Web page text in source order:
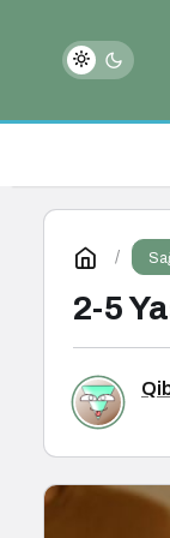
2-5